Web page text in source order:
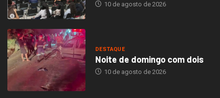
10 de agosto de 2026
DESTAQUE
Noite de domingo com dois
10 de agosto de 2026